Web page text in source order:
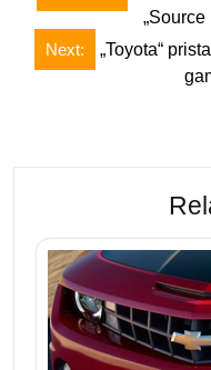
tarp
įrašų
„Source
Next:
„Toyota“